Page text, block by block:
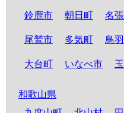
鈴鹿市 朝日町 名
尾鷲市 多気町 鳥
大台町 いなべ市
和歌山県